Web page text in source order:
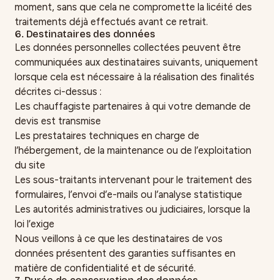
moment, sans que cela ne compromette la licéité des
traitements déjà effectués avant ce retrait.
6. Destinataires des données
Les données personnelles collectées peuvent être
communiquées aux destinataires suivants, uniquement
lorsque cela est nécessaire à la réalisation des finalités
décrites ci-dessus :
Les chauffagiste partenaires à qui votre demande de
devis est transmise
Les prestataires techniques en charge de
l’hébergement, de la maintenance ou de l’exploitation
du site
Les sous-traitants intervenant pour le traitement des
formulaires, l’envoi d’e-mails ou l’analyse statistique
Les autorités administratives ou judiciaires, lorsque la
loi l’exige
Nous veillons à ce que les destinataires de vos
données présentent des garanties suffisantes en
matière de confidentialité et de sécurité.